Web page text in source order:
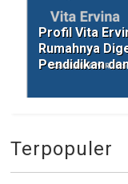
Profil Vita
Rumahnya
Pendidikan
Terpopuler